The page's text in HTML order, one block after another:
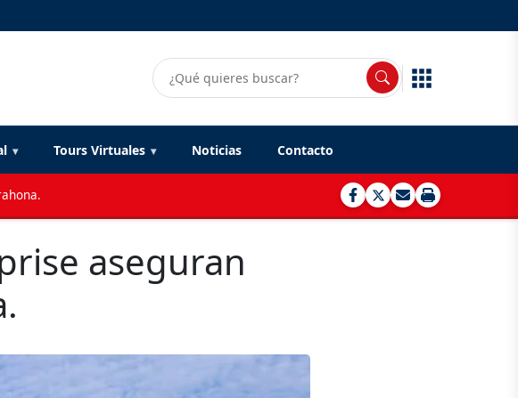
Tours Virtuales Noticias Contacto
aseguran